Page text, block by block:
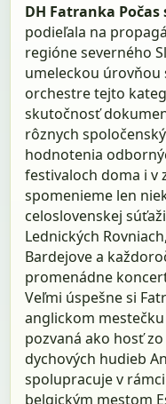
DH Fatranka Počas
podieľala na
regióne severného
umeleckou úrovňou
orchestre tejto
skutočnosť
rôznych
hodnotenia
festivaloch doma i v
spomenieme len
celoslovenskej
Lednických
Bardejove a
promenádne
Veľmi úspešne si
anglickom
pozvaná ako hosť
dychových hudieb
spolupracuje v
belgickým mestom